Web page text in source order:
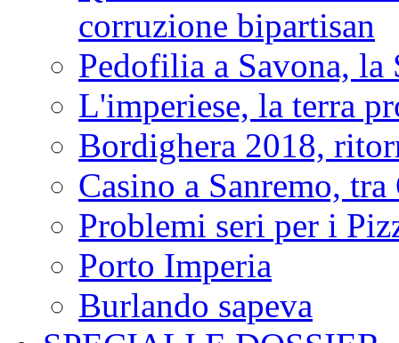
corruzione bipartisan
Pedofilia a Savona, la
L'imperiese, la terra
Bordighera 2018,
Casino a Sanremo,
Problemi seri per i
Porto Imperia
Burlando sapeva